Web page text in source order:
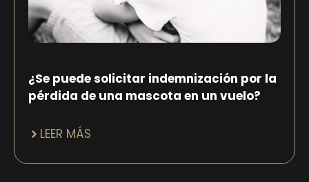
¿Se puede solicitar indemnización por la
pérdida de una mascota en un vuelo?
LEER MÁS